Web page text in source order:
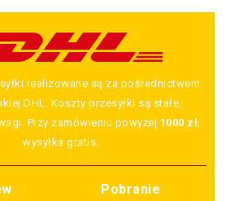
realizowane są za pośrednictwem
DHL. Koszty przesyłki są stałe,
Przy zamówieniu powyżej 1000 zł
wysyłka gratis.
Pobranie